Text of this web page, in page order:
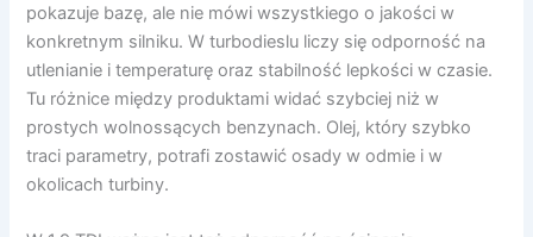
pokazuje bazę, ale nie mówi wszystkiego o jakości w
konkretnym silniku. W turbodieslu liczy się odporność na
utlenianie i temperaturę oraz stabilność lepkości w czasie.
Tu różnice między produktami widać szybciej niż w
prostych wolnossących benzynach. Olej, który szybko
traci parametry, potrafi zostawić osady w odmie i w
okolicach turbiny.